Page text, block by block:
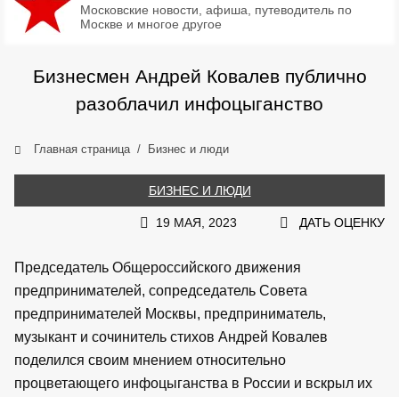
Московские новости, афиша, путеводитель по
Москве и многое другое
Бизнесмен Андрей Ковалев публично
разоблачил инфоцыганство
Главная страница Бизнес и люди
БИЗНЕС И ЛЮДИ
19 МАЯ, 2023 ДАТЬ ОЦЕНКУ
Председатель Общероссийского движения
предпринимателей, сопредседатель Совета
предпринимателей Москвы, предприниматель,
музыкант и сочинитель стихов Андрей Ковалев
поделился своим мнением относительно
процветающего инфоцыганства в России и вскрыл их